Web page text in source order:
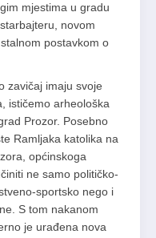
mjestima u gradu
novom
postavkom o
zavičaj imaju svoje
ističemo arheološka
Prozor. Posebno
Ramljaka katolika na
općinskoga
ne samo političko-
sportsko nego i
S tom nakanom
je urađena nova